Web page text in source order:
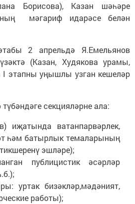
Борисова), Казан шәһәре
мәгариф идарәсе белән
2 апрельдә Я.Емельянов
(Казан, Худякова урамы,
I этапны уңышлы узган кешеләр
секцияләрне ала:
иҗатында ватанпарвәрлек,
һәм батырлык темаларының
эшләре);
публицистик әсәрләр
уртак бизәкләр,мәдәният,
работы);